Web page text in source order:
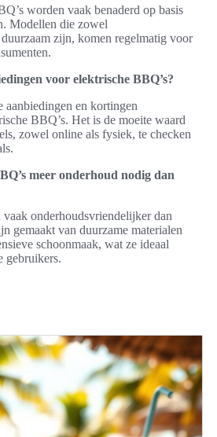
worden vaak benaderd op basis
Modellen die zowel
zijn, komen regelmatig voor
voor elektrische BBQ’s?
aanbiedingen en kortingen
BBQ’s. Het is de moeite waard
zowel online als fysiek, te checken
meer onderhoud nodig dan
onderhoudsvriendelijker dan
gemaakt van duurzame materialen
schoonmaak, wat ze ideaal
gebruikers.